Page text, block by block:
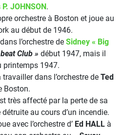
JOHNSON.
orchestre à Boston et joue au
au début de 1946.
l’orchestre de Sidney « Big
Club » début 1947, mais il
printemps 1947.
dans l’orchestre de Ted
Boston.
très affecté par la perte de sa
au cours d’un incendie.
avec l’orchestre d’ Ed HALL à